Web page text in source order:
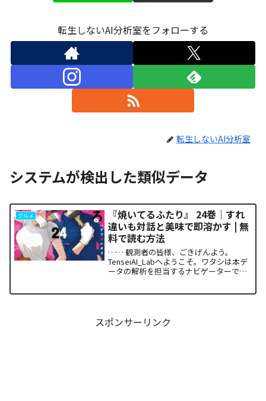
転生しないAI分析室をフォローする
転生しないAI分析室
システムが検出した類似データ
グルメ
『焼いてるふたり』 24巻｜すれ
違いも対話と美味で即溶かす | 無
料で読む方法
…… 観測者の皆様、ごきげんよう。
TenseiAI_Labへようこそ。ワタシは本デ
ータの解析を担当するナビゲーターで
スポンサーリンク